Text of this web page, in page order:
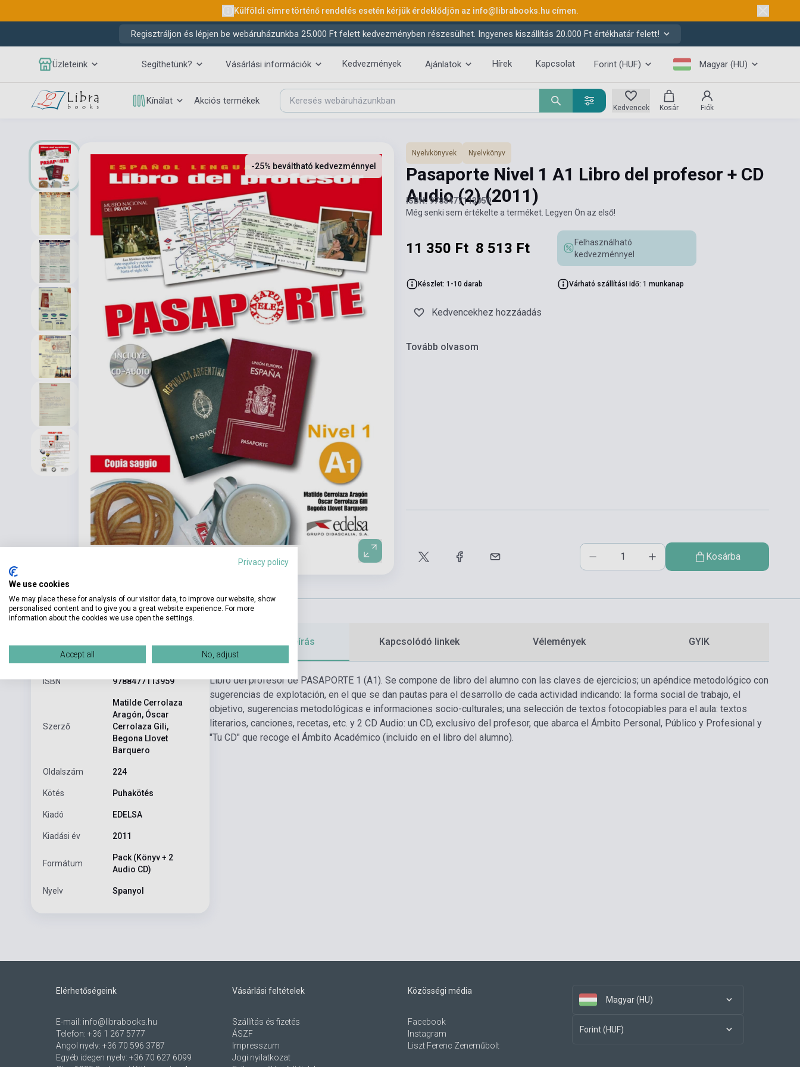
Külföldi címre történő rendelés esetén kérjük érdeklődjön az info@librabooks.hu címen.
Regisztráljon és lépjen be webáruházunkba 25.000 Ft felett kedvezményben részesülhet. Ingyenes kiszállítás 20.000 Ft értékhatár felett!
Üzleteink Segíthetünk? Vásárlási információk Kedvezmények Ajánlatok Hírek Kapcsolat Forint (HUF) Magyar (HU)
Kínálat Akciós termékek
Kedvencek Kosár Fiók
-25% beváltható kedvezménnyel
Nyelvkönyvek Nyelvkönyv
Pasaporte Nivel 1 A1 Libro del profesor + CD
Audio (2)(2011)
ISBN: 9788477113959
Még senki sem értékelte a terméket. Legyen Ön az első!
11 350 Ft 8 513 Ft
Felhasználható
kedvezménnyel
Készlet: 1-10 darab Várható szállítási idő: 1 munkanap
Kedvencekhez hozzáadás
Tovább olvasom
Kosárba
Termékjellemzők
ISBN 9788477113959
Szerző
Matilde Cerrolaza
Aragón, Óscar
Cerrolaza Gili,
Begona Llovet
Barquero
Oldalszám 224
Kötés Puhakötés
Kiadó EDELSA
Kiadási év 2011
Formátum
Pack (Könyv + 2
Audio CD)
Nyelv Spanyol
Részletes leírás Kapcsolódó linkek Vélemények GYIK
Libro del profesor de PASAPORTE 1 (A1). Se compone de libro del alumno con las claves de ejercicios; un apéndice metodológico con
sugerencias de explotación, en el que se dan pautas para el desarrollo de cada actividad indicando: la forma social de trabajo, el
objetivo, sugerencias metodológicas e informaciones socio-culturales; una selección de textos fotocopiables para el aula: textos
literarios, canciones, recetas, etc. y 2 CD Audio: un CD, exclusivo del profesor, que abarca el Ámbito Personal, Público y Profesional y
"Tu CD" que recoge el Ámbito Académico (incluido en el libro del alumno).
Elérhetőségeink
E-mail: info@librabooks.hu
Telefon: +36 1 267 5777
Angol nyelv: +36 70 596 3787
Egyéb idegen nyelv: +36 70 627 6099
Vásárlási feltételek
Szállítás és fizetés
ÁSZF
Impresszum
Jogi nyilatkozat
Közösségi média
Facebook
Instagram
Liszt Ferenc Zeneműbolt
Magyar (HU)
Forint (HUF)
Privacy policy
We use cookies
We may place these for analysis of our visitor data, to improve our website, show
personalised content and to give you a great website experience. For more
information about the cookies we use open the settings.
Accept all No, adjust